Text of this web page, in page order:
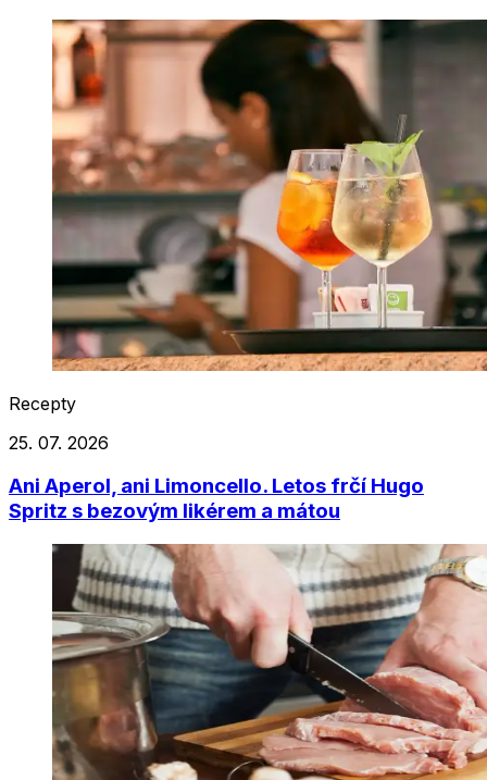
Recepty
25. 07. 2026
Ani Aperol, ani Limoncello. Letos frčí Hugo
Spritz s bezovým likérem a mátou